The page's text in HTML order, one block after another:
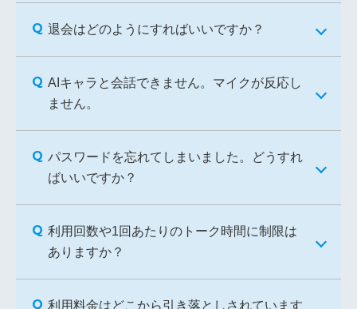
退会はどのようにすればいいですか？
AIキャラと会話できません。マイクが反応し
ません。
パスワードを忘れてしまいました。どうすれ
ばいいですか？
利用回数や1回あたりのトーク時間に制限は
ありますか？
利用料金はどこから引き落としされています